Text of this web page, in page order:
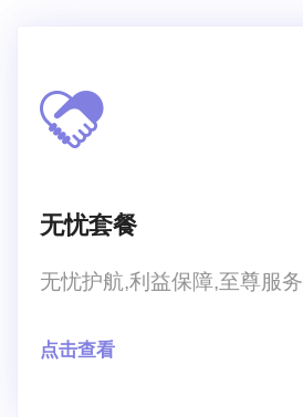
无忧套餐
无忧护航,利益保障,至尊服务
点击查看